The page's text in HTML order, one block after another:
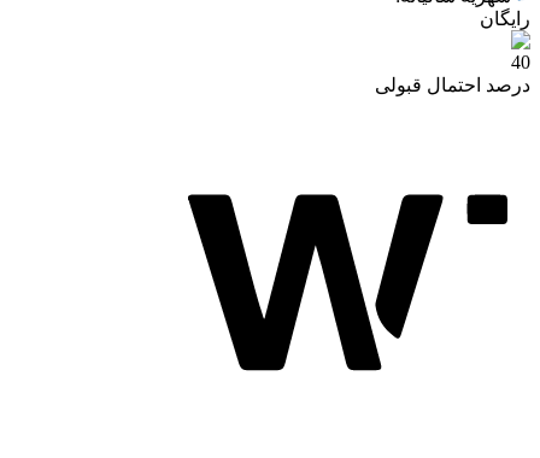
رایگان
40
درصد احتمال قبولی